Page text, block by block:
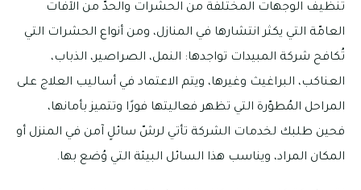
تنظيف الوجهات المختلفة من الحشرات والحدّ من الآفات
العامّة التي يكثر انتشارها في المنازل، ومن أنواع الحشرات التي
تُكافح شركة المبيدات تواجدها: النمل، الصراصير، الذباب،
العناكب، البراغيث وغيرها، ويتم الاعتماد في أساليب العلاج على
المراحل المُطوّرة التي تظهر فعاليتها فورًا وتتميز بأمانها،
فحين طلبك لخدمات الشركة تأتي لرشّ سائلٍ آمن في المنزل أو
المكان المراد، ويناسب هذا السائل البيئة التي وُضع بها.